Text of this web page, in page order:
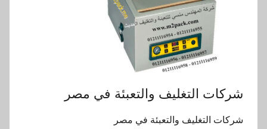
شركات التغليف والتعبئة في مصر
شركات التغليف والتعبئة في مصر